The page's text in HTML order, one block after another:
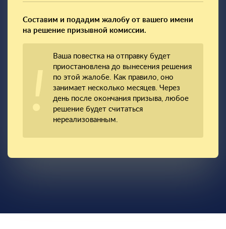
Составим и подадим жалобу от вашего имени
на решение призывной комиссии.
Ваша повестка на отправку будет
приостановлена до вынесения решения
по этой жалобе. Как правило, оно
занимает несколько месяцев. Через
день после окончания призыва, любое
решение будет считаться
нереализованным.